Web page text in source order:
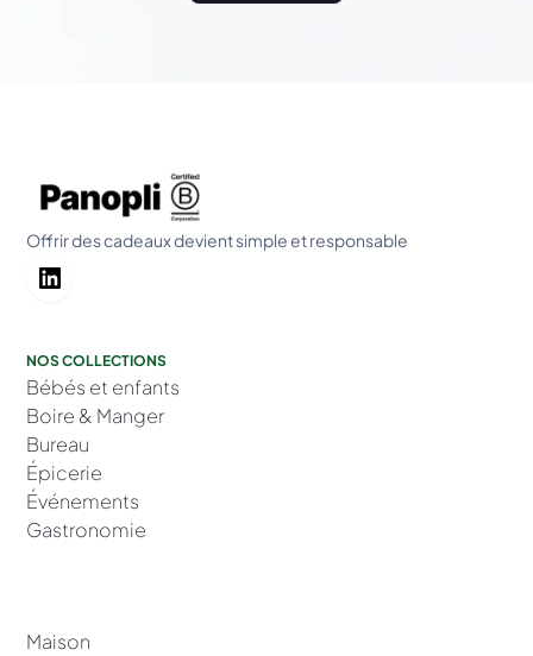
Offrir des cadeaux devient simple et responsable
NOS COLLECTIONS
Bébés et enfants
Boire & Manger
Bureau
Épicerie
Événements
Gastronomie
Maison